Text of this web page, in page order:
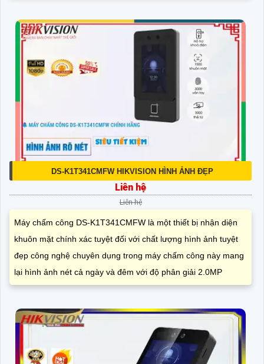
DS-K1T341CMFW HIKVISION HÌNH ẢNH ĐẸP
Liên hệ
Liên hệ
Máy chấm công DS-K1T341CMFW là một thiết bị nhận diện
khuôn mặt chính xác tuyệt đối với chất lượng hình ảnh tuyệt
đẹp công nghệ chuyên dụng trong máy chấm công này mang
lại hình ảnh nét cả ngày và đêm với độ phân giải 2.0MP